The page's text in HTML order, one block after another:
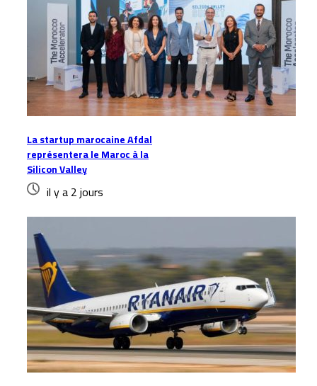
La startup marocaine Afdal
représentera le Maroc à la
Silicon Valley
il y a 2 jours